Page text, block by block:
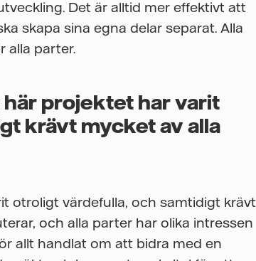
Det är alltid mer effektivt att
skapa sina egna delar separat. Alla
alla parter.
projektet har varit
krävt mycket av alla
otroligt värdefulla, och samtidigt krävt
och alla parter har olika intressen
allt handlat om att bidra med en